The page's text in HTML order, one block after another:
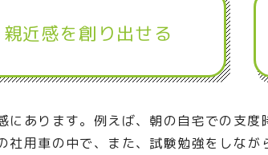
親近感を創り出せる
あります。例えば、朝の自宅での支
用車の中で、また、試験勉強をしな